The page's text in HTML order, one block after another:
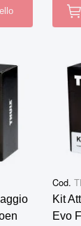
Cod.
Kit
Evo